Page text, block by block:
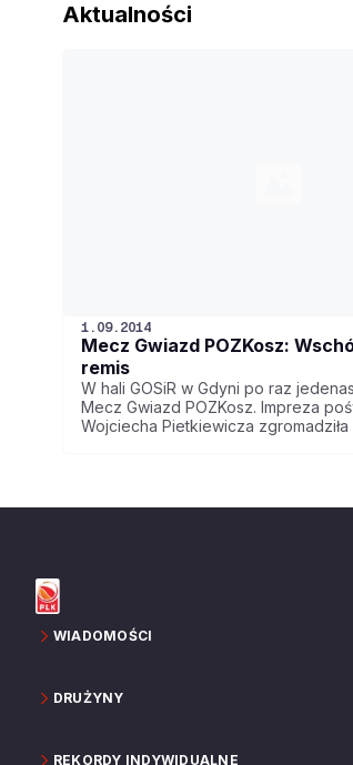
Aktualności
1.09.2014
Mecz Gwiazd POZKosz:
remis
W hali GOSiR w Gdyni po raz
Mecz Gwiazd POZKosz. Impreza
Wojciecha Pietkiewicza
WIADOMOŚCI
DRUŻYNY
REKORDY INDYWIDUALNE